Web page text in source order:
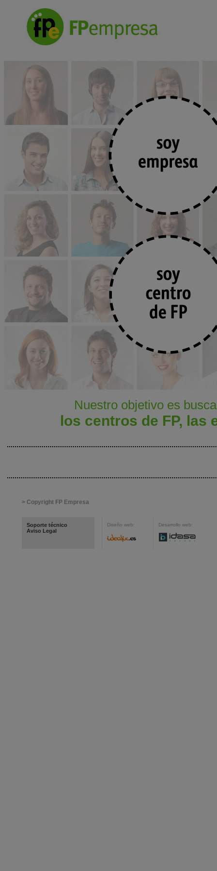
Nuestro objetivo es
los centros de FP, las
> Copyright FP Empresa
Soporte técnico
Aviso Legal
Diseño web: Desarrollo web: